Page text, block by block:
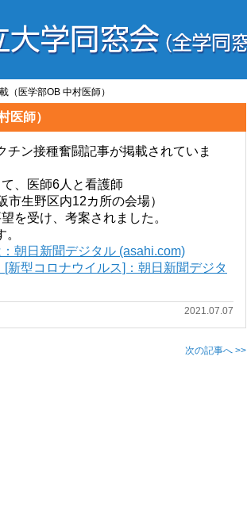
（医学部OB 中村医師）
医師）
ン接種奮闘記事が掲載されていま
、医師6人と看護師
生野区内12カ所の会場）
を受け、考案されました。
朝日新聞デジタル (asahi.com)
型コロナウイルス]：朝日新聞デジタ
2021.07.07
次の記事へ >>